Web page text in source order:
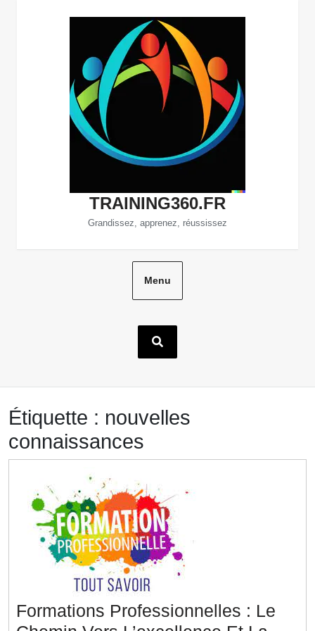
TRAINING360.FR
Grandissez, apprenez, réussissez
Menu
Étiquette : nouvelles
connaissances
Formations Professionnelles : Le